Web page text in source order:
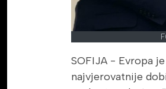
SOFIJA - Evropa
najvjerovatnije